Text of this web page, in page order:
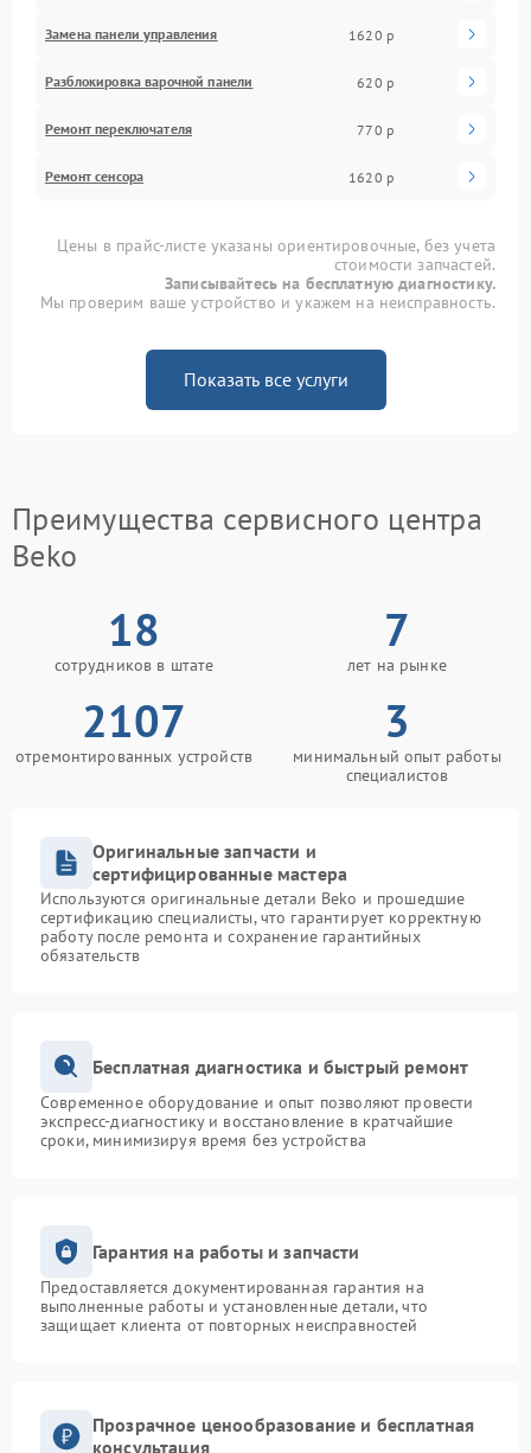
Замена панели управления 1620 р
Разблокировка варочной панели 620 р
Ремонт переключателя 770 р
Ремонт сенсора 1620 р
Цены в прайс-листе указаны ориентировочные, без учета
стоимости запчастей.
Записывайтесь на бесплатную диагностику.
Мы проверим ваше устройство и укажем на неисправность.
Показать все услуги
Преимущества сервисного центра
Beko
18
сотрудников в штате
7
лет на рынке
2107
отремонтированных устройств
3
минимальный опыт работы
специалистов
Оригинальные запчасти и
сертифицированные мастера
Используются оригинальные детали Beko и прошедшие
сертификацию специалисты, что гарантирует корректную
работу после ремонта и сохранение гарантийных
обязательств
Бесплатная диагностика и быстрый ремонт
Современное оборудование и опыт позволяют провести
экспресс-диагностику и восстановление в кратчайшие
сроки, минимизируя время без устройства
Гарантия на работы и запчасти
Предоставляется документированная гарантия на
выполненные работы и установленные детали, что
защищает клиента от повторных неисправностей
Прозрачное ценообразование и бесплатная
консультация